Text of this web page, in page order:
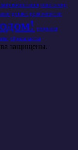
мир воспитания окно в мир
роняет роза лепестки
социалка
чёрная метка
защищены.